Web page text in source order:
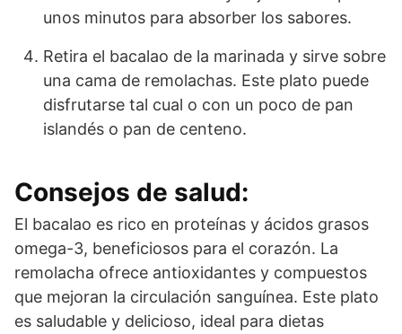
unos minutos para absorber los sabores.
Retira el bacalao de la marinada y sirve sobre
una cama de remolachas. Este plato puede
disfrutarse tal cual o con un poco de pan
islandés o pan de centeno.
Consejos de salud:
El bacalao es rico en proteínas y ácidos grasos
omega-3, beneficiosos para el corazón. La
remolacha ofrece antioxidantes y compuestos
que mejoran la circulación sanguínea. Este plato
es saludable y delicioso, ideal para dietas